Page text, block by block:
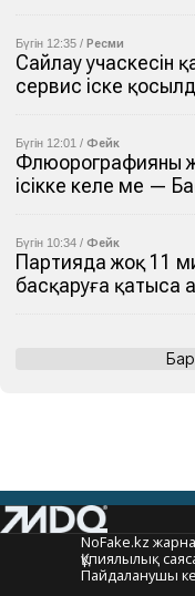
Бүгін 12:35 / Ресми
Сайлау учаскесін
сервис іске
Бүгін 12:01 / Фейк
Флюорографияны
ісікке әкеле ме —
Бүгін 10:34 / Фейк
Партияда жоқ 11
басқаруға қатыса
NoFake.kz
Құпиялылық
Пайдаланушы